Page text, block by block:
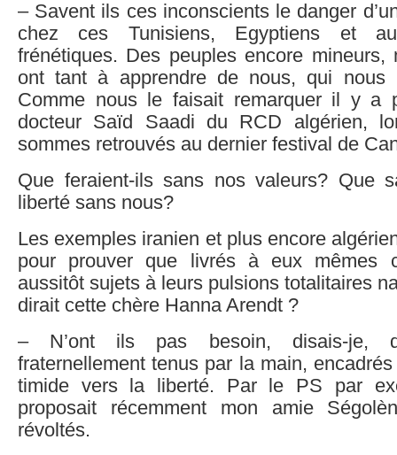
– Savent ils ces inconscients le danger
chez ces Tunisiens, Egyptiens et
frénétiques. Des peuples encore mineurs,
ont tant à apprendre de nous, qui nous
Comme nous le faisait remarquer il y a
docteur Saïd Saadi du RCD algérien,
sommes retrouvés au dernier festival de
Que feraient-ils sans nos valeurs? Que
liberté sans nous?
Les exemples iranien et plus encore
pour prouver que livrés à eux mêmes
aussitôt sujets à leurs pulsions totalitaires
dirait cette chère Hanna Arendt ?
– N’ont ils pas besoin, disais-je,
fraternellement tenus par la main,
timide vers la liberté. Par le PS par
proposait récemment mon amie
révoltés.